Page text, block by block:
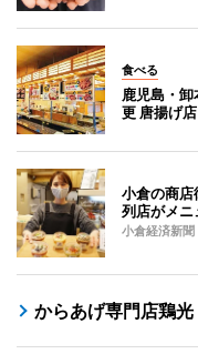
食べる
鹿児島・
更 唐揚げ
小倉の商店
列店がメニ
小倉経済新聞
からあげ専門店鶏光